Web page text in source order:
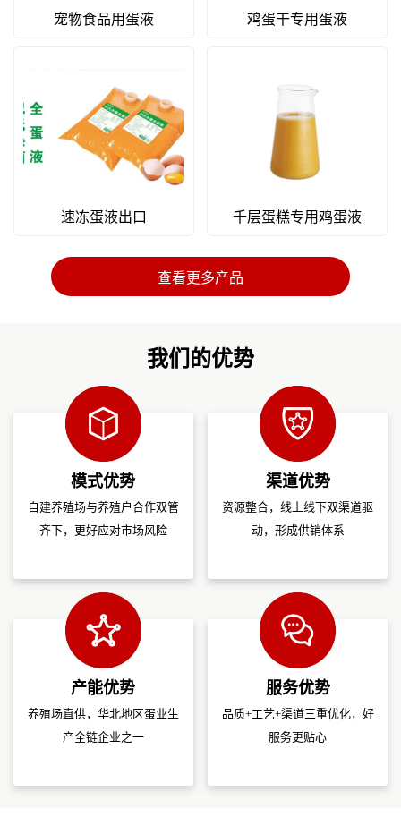
宠物食品用蛋液 鸡蛋干专用蛋液
速冻蛋液出口 千层蛋糕专用鸡蛋液
查看更多产品
我们的优势
模式优势
自建养殖场与养殖户合作双管
齐下，更好应对市场风险
渠道优势
资源整合，线上线下双渠道驱
动，形成供销体系
产能优势
养殖场直供，华北地区蛋业生
产全链企业之一
服务优势
品质+工艺+渠道三重优化，好
服务更贴心